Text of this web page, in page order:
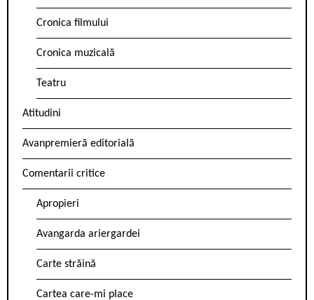
Cronica filmului
Cronica muzicală
Teatru
Atitudini
Avanpremieră editorială
Comentarii critice
Apropieri
Avangarda ariergardei
Carte străină
Cartea care-mi place